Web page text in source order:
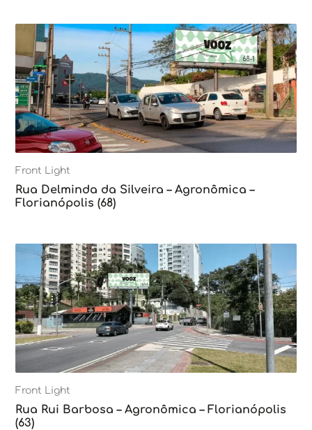
Front Light
Rua Delminda da Silveira – Agronômica –
Florianópolis (68)
Front Light
Rua Rui Barbosa – Agronômica – Florianópolis
(63)